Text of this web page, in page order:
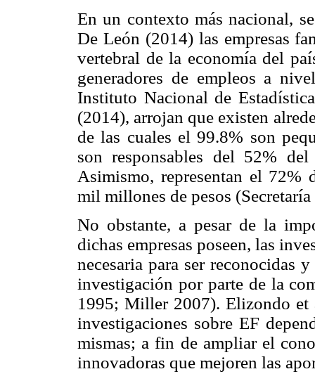
En un contexto más nacional,
De León (2014) las empresas
vertebral de la economía del
generadores de empleos a
Instituto Nacional de
(2014), arrojan que existen
de las cuales el 99.8% son
son responsables del 52%
Asimismo, representan el 72%
mil millones de pesos
No obstante, a pesar de la
dichas empresas poseen, las
necesaria para ser reconocidas
investigación por parte de la
1995; Miller 2007). Elizondo et
investigaciones sobre EF
mismas; a fin de ampliar el
innovadoras que mejoren las